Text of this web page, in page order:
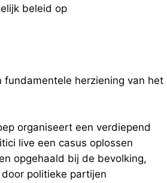
beleid op
fundamentele herziening van het
organiseert een verdiepend
live een casus oplossen
opgehaald bij de bevolking,
politieke partijen